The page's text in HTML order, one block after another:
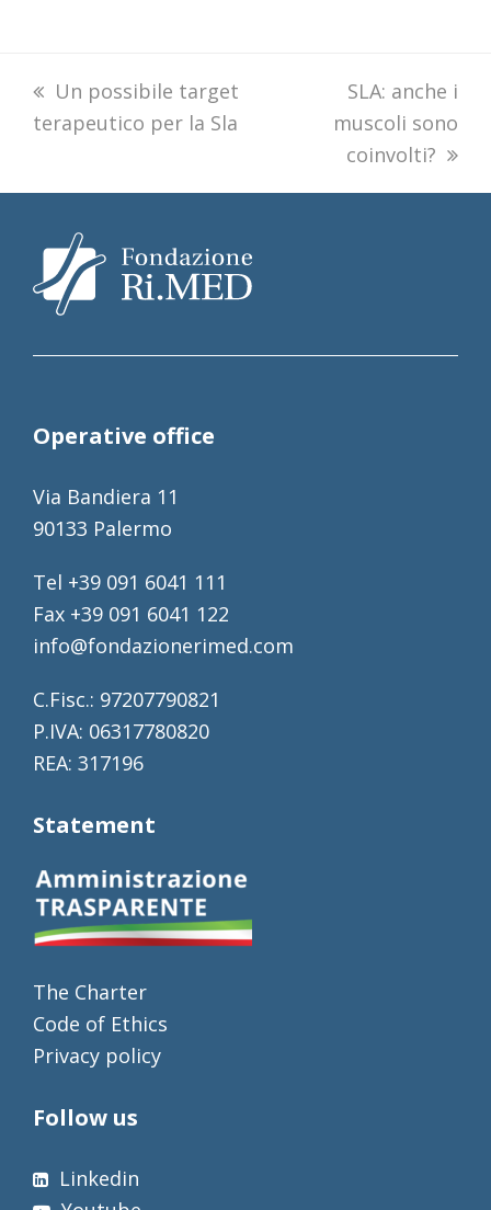
previous
post:
Un possibile target
terapeutico per la Sla
next
post:
SLA: anche i
muscoli sono
coinvolti?
Operative office
Via Bandiera 11
90133 Palermo
Tel +39 091 6041 111
Fax +39 091 6041 122
info@fondazionerimed.com
C.Fisc.: 97207790821
P.IVA: 06317780820
REA: 317196
Statement
The Charter
Code of Ethics
Privacy policy
Follow us
Linkedin